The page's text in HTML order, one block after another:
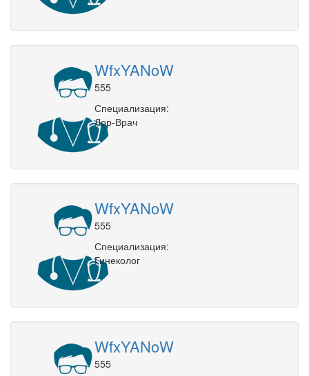
WfxYANoW
555
Специализация:
Лор-Врач
WfxYANoW
555
Специализация:
Гинеколог
WfxYANoW
555